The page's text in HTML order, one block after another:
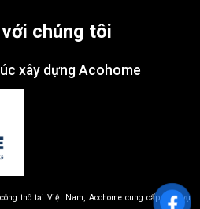
chúng tôi
xây dựng Acohome
thô tại Việt Nam, Acohome cung cấp dịch vụ